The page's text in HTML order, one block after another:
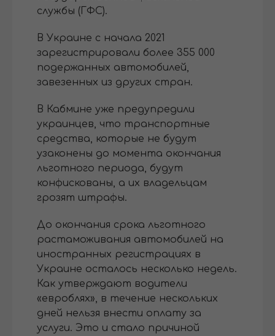
службы (ГФС).
В Украине с начала 2021
зарегистрировали более 355 000
подержанных автомобилей,
завезенных из других стран.
В Кабмине уже предупредили
украинцев, что транспортные
средства, которые не будут
узаконены до момента окончания
льготного периода, будут
конфискованы, а их владельцам
грозят штрафы.
До окончания срока льготного
растаможивания автомобилей на
иностранных регистрациях в
Украине осталось несколько недель.
Как утверждают водители
«евроблях», в течение нескольких
дней нельзя внести оплату за
услуги. Это и стало причиной